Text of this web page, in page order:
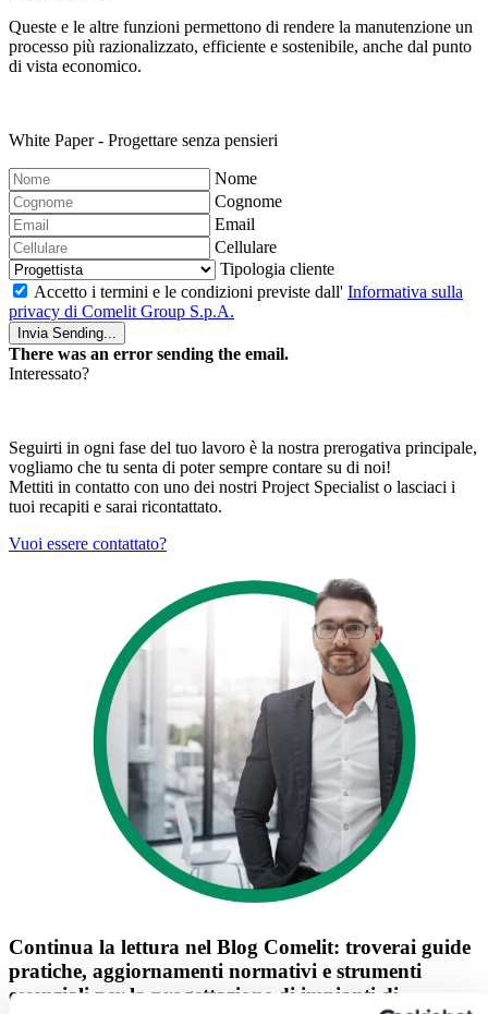
Queste e le altre funzioni permettono di rendere la manutenzione un
processo più razionalizzato, efficiente e sostenibile, anche dal punto
di vista economico.
White Paper - Progettare senza pensieri
Nome
Cognome
Email
Cellulare
Tipologia cliente
Accetto i termini e le condizioni previste dall' Informativa sulla
privacy di Comelit Group S.p.A.
Invia Sending...
There was an error sending the email.
Interessato?
Seguirti in ogni fase del tuo lavoro è la nostra prerogativa principale,
vogliamo che tu senta di poter sempre contare su di noi!
Mettiti in contatto con uno dei nostri Project Specialist o lasciaci i
tuoi recapiti e sarai ricontattato.
Vuoi essere contattato?
Continua la lettura nel Blog Comelit: troverai guide
pratiche, aggiornamenti normativi e strumenti
essenziali per la progettazione di impianti di